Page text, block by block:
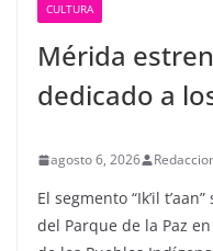
CULTURA
Mérida
dedicado a
agosto 6, 2026
El segmento “Ik’il
del Parque de la Paz